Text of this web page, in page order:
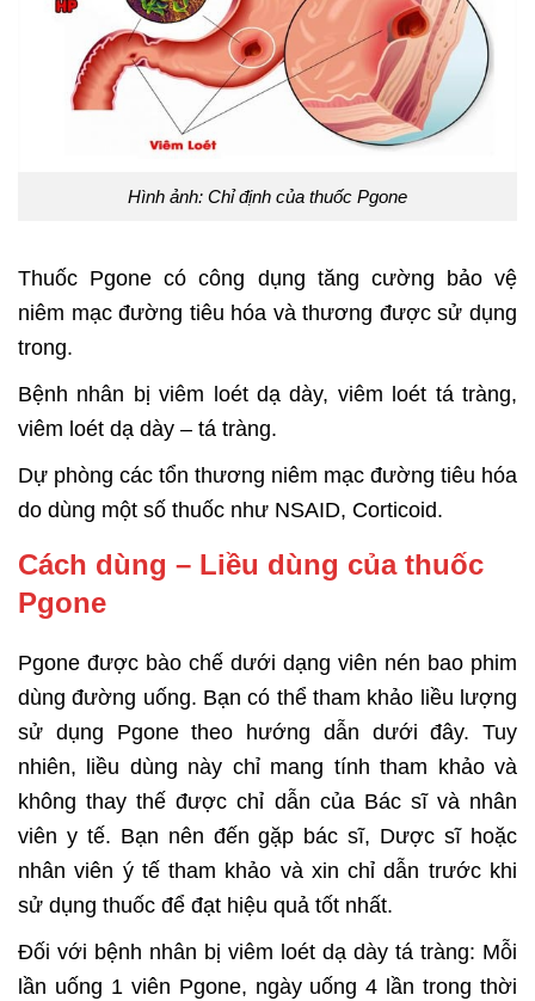
Hình ảnh: Chỉ định của thuốc Pgone
Thuốc Pgone có công dụng tăng cường bảo vệ
niêm mạc đường tiêu hóa và thương được sử dụng
trong.
Bệnh nhân bị viêm loét dạ dày, viêm loét tá tràng,
viêm loét dạ dày – tá tràng.
Dự phòng các tổn thương niêm mạc đường tiêu hóa
do dùng một số thuốc như NSAID, Corticoid.
Cách dùng – Liều dùng của thuốc
Pgone
Pgone được bào chế dưới dạng viên nén bao phim
dùng đường uống. Bạn có thể tham khảo liều lượng
sử dụng Pgone theo hướng dẫn dưới đây. Tuy
nhiên, liều dùng này chỉ mang tính tham khảo và
không thay thế được chỉ dẫn của Bác sĩ và nhân
viên y tế. Bạn nên đến gặp bác sĩ, Dược sĩ hoặc
nhân viên ý tế tham khảo và xin chỉ dẫn trước khi
sử dụng thuốc để đạt hiệu quả tốt nhất.
Đối với bệnh nhân bị viêm loét dạ dày tá tràng: Mỗi
lần uống 1 viên Pgone, ngày uống 4 lần trong thời